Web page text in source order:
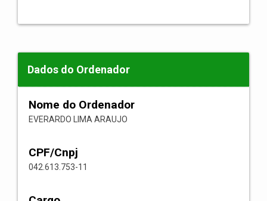
Dados do Ordenador
Nome do Ordenador
EVERARDO LIMA ARAUJO
CPF/Cnpj
042.613.753-11